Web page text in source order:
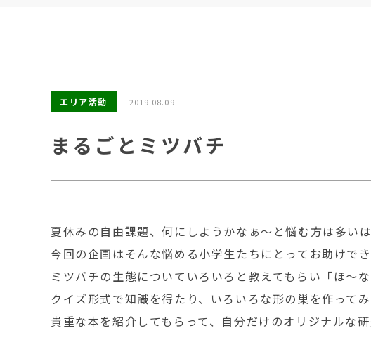
エリア活動 2019.08.09
まるごとミツバチ
夏休みの自由課題、何にしようかなぁ～と悩む方は多いは
今回の企画はそんな悩める小学生たちにとってお助けで
ミツバチの生態についていろいろと教えてもらい「ほ～
クイズ形式で知識を得たり、いろいろな形の巣を作って
貴重な本を紹介してもらって、自分だけのオリジナルな